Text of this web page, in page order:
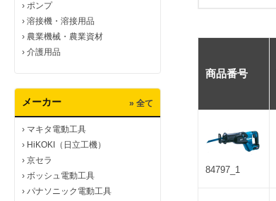
› ポンプ
› 溶接機・溶接用品
› 農業機械・農業資材
› 介護用品
メーカー » 全て
› マキタ電動工具
› HiKOKI（日立工機）
› 京セラ
› ボッシュ電動工具
› パナソニック電動工具
商品番号
84797_1